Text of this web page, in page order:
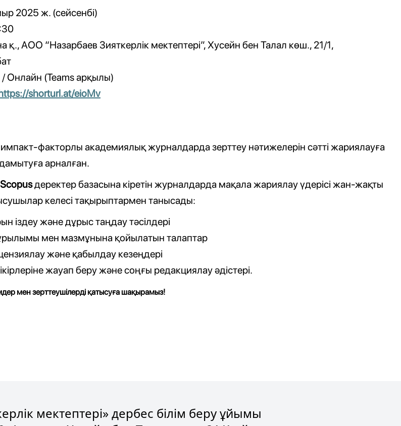
2025 ж. (сейсенбі)
қ., АОО “Назарбаев Зияткерлік мектептері”, Хусейн бен Талал көш., 21/1,
Онлайн (Teams арқылы)
shorturl.at/eioMv
факторлы академиялық журналдарда зерттеу нәтижелерін сәтті жариялауға
арналған.
Scopusдеректер базасына кіретін журналдарда мақала жариялау үдерісі жан-жақты
келесі тақырыптармен танысады:
іздеу және дұрыс таңдау тәсілдері
мен мазмұнына қойылатын талаптар
және қабылдау кезеңдері
жауап беру және соңғы редакциялау әдістері.
мен зерттеушілерді қатысуға шақырамыз!
мектептері» дербес білім беру ұйымы